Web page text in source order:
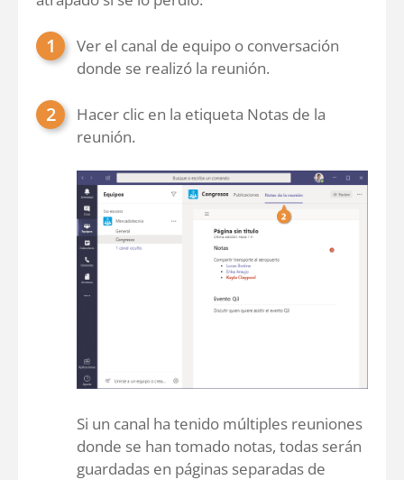
Ver el canal de equipo o conversación
donde se realizó la reunión.
Hacer clic en la etiqueta Notas de la
reunión.
Si un canal ha tenido múltiples reuniones
donde se han tomado notas, todas serán
guardadas en páginas separadas de